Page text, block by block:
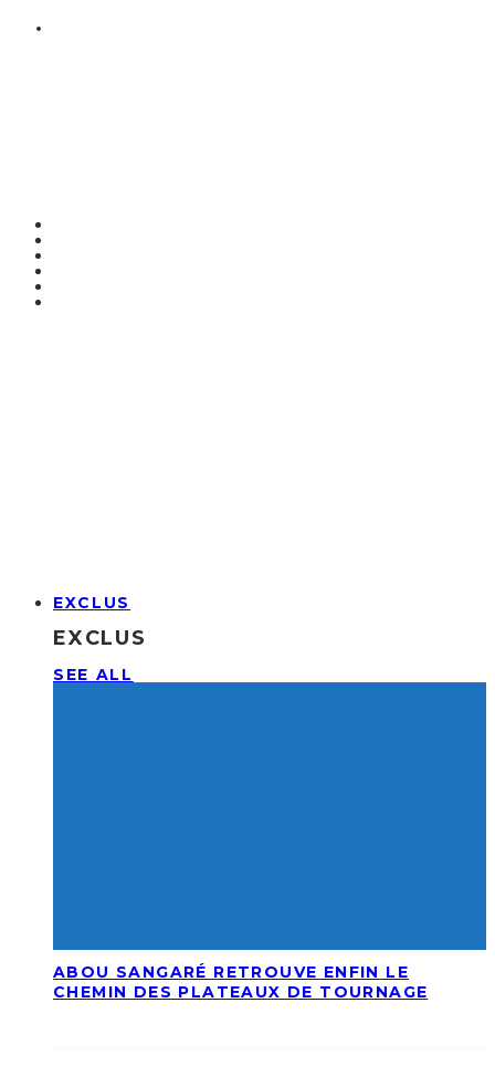
EXCLUS
EXCLUS
SEE ALL
ABOU SANGARÉ RETROUVE ENFIN LE
CHEMIN DES PLATEAUX DE TOURNAGE